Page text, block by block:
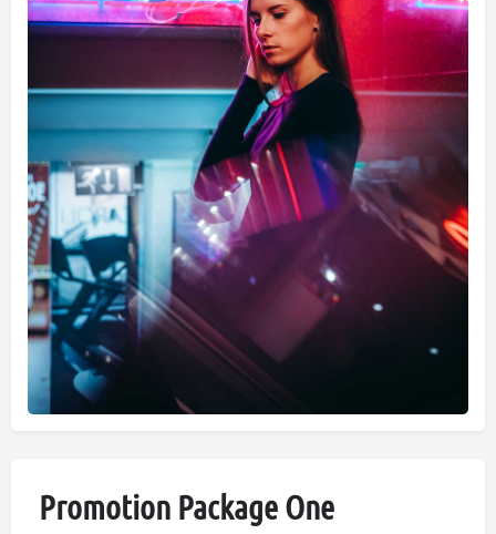
Promotion Package One